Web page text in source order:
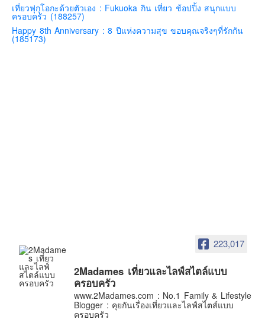
คิวชู – ฟุกุโอกะ ซางะ เปปปุ ยุฟุอิน นางาซากิ
ฟูจิ
ฮอกไกโด
เกาหลีใต้
ฮ่องกง
ไต้หวัน
เที่ยวฟุกุโอกะด้วยตัวเอง : Fukuoka กิน เที่ยว ช้อปปิ้ง สนุกแบบ
ครอบครัว (188257)
Happy 8th Anniversary : 8 ปีแห่งความสุข ขอบคุณจริงๆที่รักกัน
(185173)
223,017
2Madames เที่ยวและไลฟ์สไตล์แบบ
ครอบครัว
www.2Madames.com : No.1 Family & Lifestyle
Blogger : คุยกันเรื่องเที่ยวและไลฟ์สไตส์แบบ
ครอบครัว